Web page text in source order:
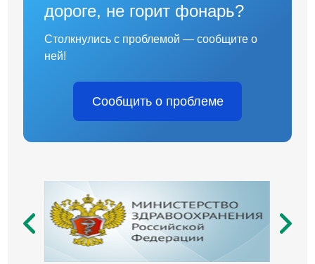
дороге, не горит фонарь?
Столкнулись с проблемой — сообщите о
ней!
Сообщить о проблеме